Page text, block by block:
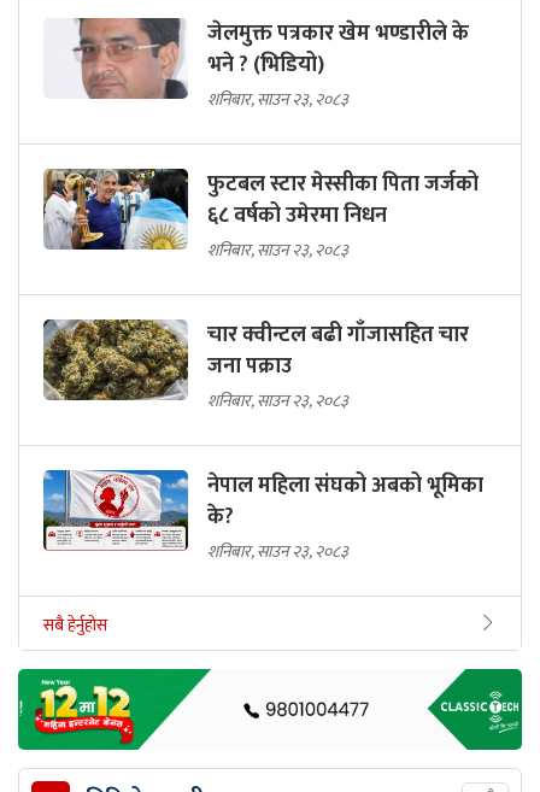
जेलमुक्त पत्रकार खेम भण्डारीले के
भने ? (भिडियो)
शनिबार, साउन २३, २०८३
फुटबल स्टार मेस्सीका पिता जर्जको
६८ वर्षको उमेरमा निधन
शनिबार, साउन २३, २०८३
चार क्वीन्टल बढी गाँजासहित चार
जना पक्राउ
शनिबार, साउन २३, २०८३
नेपाल महिला संघको अबको भूमिका
के?
शनिबार, साउन २३, २०८३
सबै हेर्नुहोस